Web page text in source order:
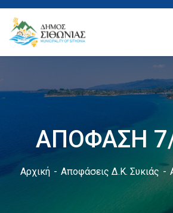
ΑΠΟΦΑΣΗ
Αρχική Αποφάσεις Δ.Κ. Συκιάς